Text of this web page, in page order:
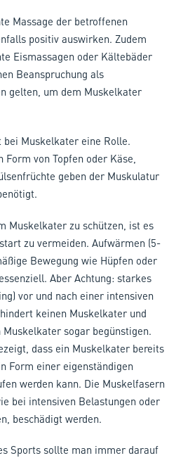
Massage der betroffenen
positiv auswirken. Zudem
Eismassagen oder Kältebäder
Beanspruchung als
gelten, um dem Muskelkater
Muskelkater eine Rolle.
von Topfen oder Käse,
geben der Muskulatur
Muskelkater zu schützen, ist es
zu vermeiden. Aufwärmen (5-
Bewegung wie Hüpfen oder
Aber Achtung: starkes
vor und nach einer intensiven
keinen Muskelkater und
sogar begünstigen.
dass ein Muskelkater bereits
Form einer eigenständigen
werden kann. Die Muskelfasern
bei intensiven Belastungen oder
beschädigt werden.
Sports sollte man immer darauf